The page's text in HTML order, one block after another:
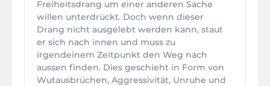
Freiheitsdrang um einer anderen Sache
willen unterdrückt. Doch wenn dieser
Drang nicht ausgelebt werden kann, staut
er sich nach innen und muss zu
irgendeinem Zeitpunkt den Weg nach
aussen finden. Dies geschieht in Form von
Wutausbrüchen, Aggressivität, Unruhe und